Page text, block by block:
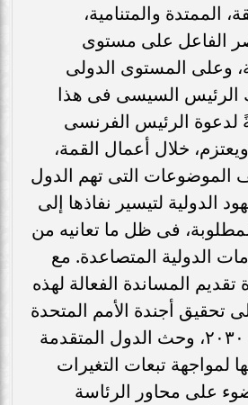
الممتدة والمتنامية،
الفاعل على مستوى
وعلى المستوى الدولى
الرئيس السيسى فى هذا
لدعوة الرئيس الفرنسى
خلال أعمال القمة،
الموضوعات التى تهم الدول
الدولية لتيسير نفاذها إلى
فى ظل ما تعانيه من
الدولية المتصاعدة. مع
المساندة الفعالة لهذه
تحقيق أجندة الأمم المتحدة
للتنمية المستدامة ٢٠٣٠، وحث الدول المتقدمة
لمواجهة تبعات التغيرات
على محاور الرئاسة